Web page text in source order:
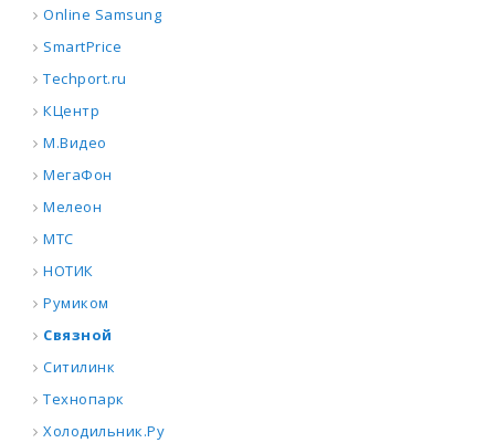
Online Samsung
SmartPrice
Techport.ru
КЦентр
М.Видео
МегаФон
Мелеон
МТС
НОТИК
Румиком
Связной
Ситилинк
Технопарк
Холодильник.Ру